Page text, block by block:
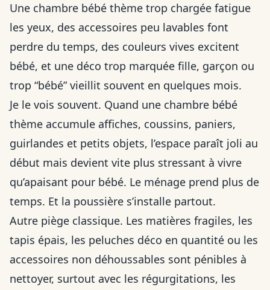
Une chambre bébé thème trop chargée fatigue
les yeux, des accessoires peu lavables font
perdre du temps, des couleurs vives excitent
bébé, et une déco trop marquée fille, garçon ou
trop “bébé” vieillit souvent en quelques mois.
Je le vois souvent. Quand une chambre bébé
thème accumule affiches, coussins, paniers,
guirlandes et petits objets, l’espace paraît joli au
début mais devient vite plus stressant à vivre
qu’apaisant pour bébé. Le ménage prend plus de
temps. Et la poussière s’installe partout.
Autre piège classique. Les matières fragiles, les
tapis épais, les peluches déco en quantité ou les
accessoires non déhoussables sont pénibles à
nettoyer, surtout avec les régurgitations, les